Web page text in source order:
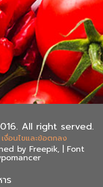
All right served.
เงื่อนไขและข้อตกลง
by Freepik, | Font
ร